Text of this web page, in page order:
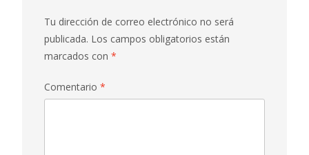
Tu dirección de correo electrónico no será
publicada. Los campos obligatorios están
marcados con *
Comentario *